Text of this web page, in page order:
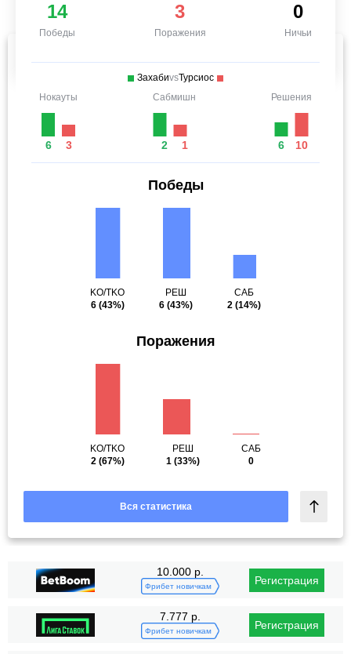
14
Победы
3
Поражения
0
Ничьи
ЗахабиvsТурсиос
Нокауты
6 3
Сабмишн
2 1
Решения
6 10
Победы
KO/TKO
6(43%)
РЕШ
6 (43%)
САБ
2 (14%)
Поражения
KO/TKO
2(67%)
РЕШ
1 (33%)
САБ
0
Вся статистика
10.000 р.
Фрибет новичкам Регистрация
7.777 р.
Фрибет новичкам Регистрация